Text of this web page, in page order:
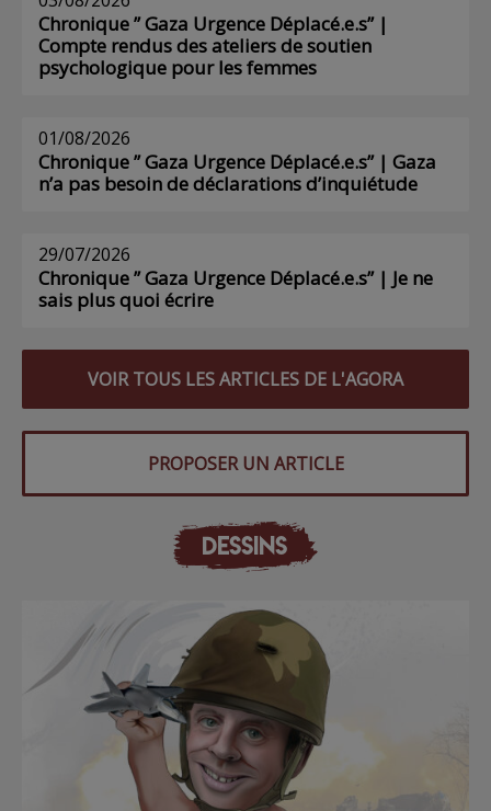
Chronique ” Gaza Urgence Déplacé.e.s” |
Compte rendus des ateliers de soutien
psychologique pour les femmes
01/08/2026
Chronique ” Gaza Urgence Déplacé.e.s” | Gaza
n’a pas besoin de déclarations d’inquiétude
29/07/2026
Chronique ” Gaza Urgence Déplacé.e.s” | Je ne
sais plus quoi écrire
VOIR TOUS LES ARTICLES DE L'AGORA
PROPOSER UN ARTICLE
DESSINS